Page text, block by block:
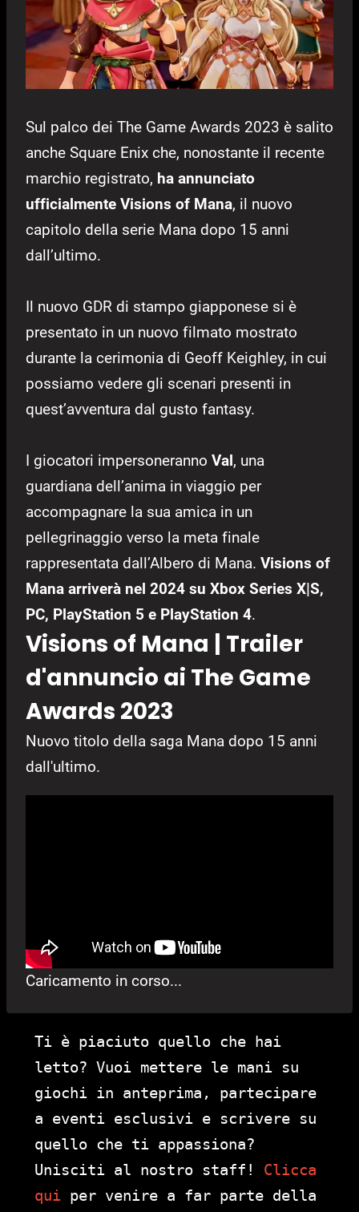
Sul palco dei The Game Awards 2023 è salito
anche Square Enix che, nonostante il recente
marchio registrato, ha annunciato
ufficialmente Visions of Mana, il nuovo
capitolo della serie Mana dopo 15 anni
dall’ultimo.
Il nuovo GDR di stampo giapponese si è
presentato in un nuovo filmato mostrato
durante la cerimonia di Geoff Keighley, in cui
possiamo vedere gli scenari presenti in
quest’avventura dal gusto fantasy.
I giocatori impersoneranno Val, una
guardiana dell’anima in viaggio per
accompagnare la sua amica in un
pellegrinaggio verso la meta finale
rappresentata dall’Albero di Mana. Visions of
Mana arriverà nel 2024 su Xbox Series X|S,
PC, PlayStation 5 e PlayStation 4.
Visions of Mana | Trailer
d'annuncio ai The Game
Awards 2023
Nuovo titolo della saga Mana dopo 15 anni
dall'ultimo.
Caricamento in corso...
Ti è piaciuto quello che hai
letto? Vuoi mettere le mani su
giochi in anteprima, partecipare
a eventi esclusivi e scrivere su
quello che ti appassiona?
Unisciti al nostro staff! Clicca
qui per venire a far parte della